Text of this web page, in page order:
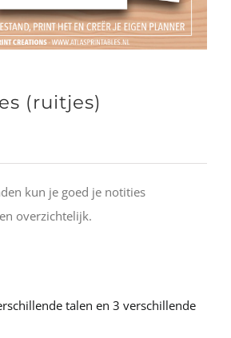
(ruitjes)
kun je goed je notities
overzichtelijk.
talen en 3 verschillende